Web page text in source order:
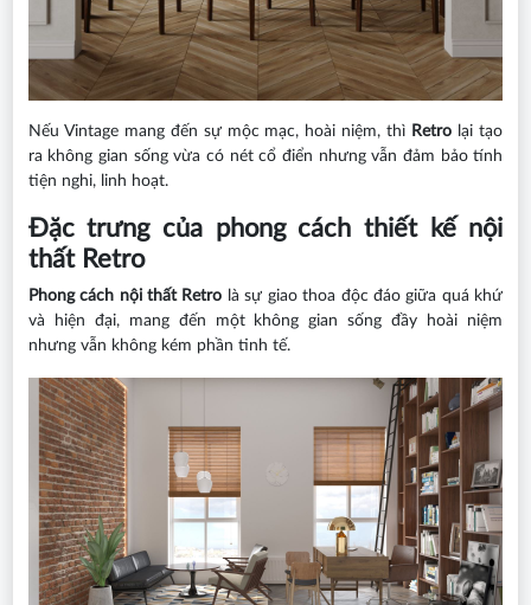
Nếu Vintage mang đến sự mộc mạc, hoài niệm, thì Retro lại tạo
ra không gian sống vừa có nét cổ điển nhưng vẫn đảm bảo tính
tiện nghi, linh hoạt.
Đặc trưng của phong cách thiết kế nội
thất Retro
Phong cách nội thất Retro là sự giao thoa độc đáo giữa quá khứ
và hiện đại, mang đến một không gian sống đầy hoài niệm
nhưng vẫn không kém phần tinh tế.